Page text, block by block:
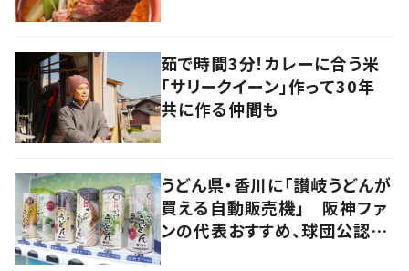
茹で時間3分！カレーに合う米
「サリークイーン」作って30年
共に作る仲間も
うどん県・香川に「讃岐うどんが
買える自動販売機」 阪神ファ
ンの代表おすすめ、球団公認カ